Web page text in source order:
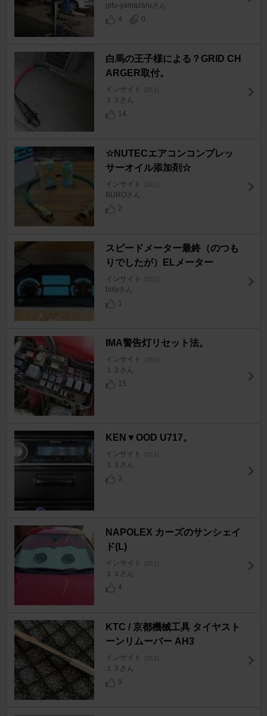
gifu-yamazaruさん
4
0
白馬の王子様による？GRID CH
ARGER取付。
インサイト [ZE1]
１３さん
14
☆NUTECエアコンコンプレッ
サーオイル添加剤☆
インサイト [ZE1]
BUROさん
2
スピードメーター最終（のつも
りでしたが）ELメーター
インサイト [ZE1]
billyさん
1
IMA警告灯リセット法。
インサイト [ZE1]
１３さん
15
KEN▼OOD U717。
インサイト [ZE1]
１３さん
3
NAPOLEX カーズのサンシェイ
ド(L)
インサイト [ZE1]
１３さん
4
KTC / 京都機械工具 タイヤスト
ーンリムーバー AH3
インサイト [ZE1]
１３さん
9